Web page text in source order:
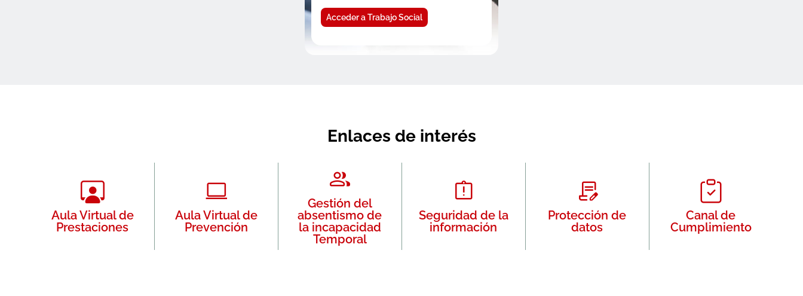
Acceder a Trabajo Social
Enlaces de interés
Aula Virtual de
Prestaciones
Aula Virtual de
Prevención
Gestión del
absentismo de
la incapacidad
Temporal
Seguridad de la
información
Protección de
datos
Canal de
Cumplimiento